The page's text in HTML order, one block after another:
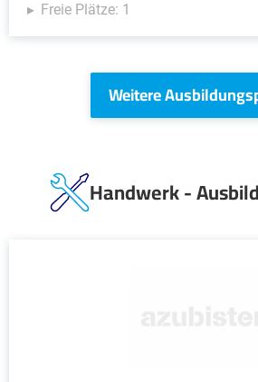
Freie Plätze: 1
Weitere
Handwerk -